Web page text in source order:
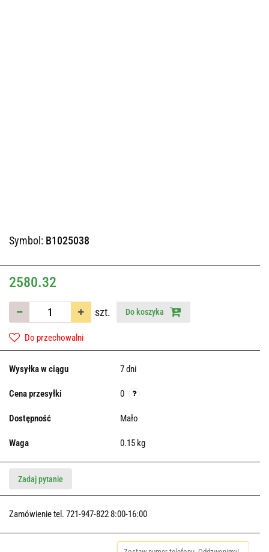
Symbol: B1025038
2580.32
szt. Do koszyka
Do przechowalni
Wysyłka w ciągu 7 dni
Cena przesyłki 0
Dostępność Mało
Waga 0.15 kg
Zadaj pytanie
Zamówienie tel. 721-947-822 8:00-16:00